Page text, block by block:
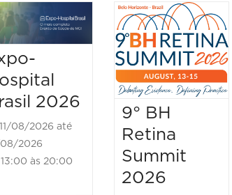
2026
08/2026 até
2026
13:00 às 20:00
9° BH
Retina
Summit
2026